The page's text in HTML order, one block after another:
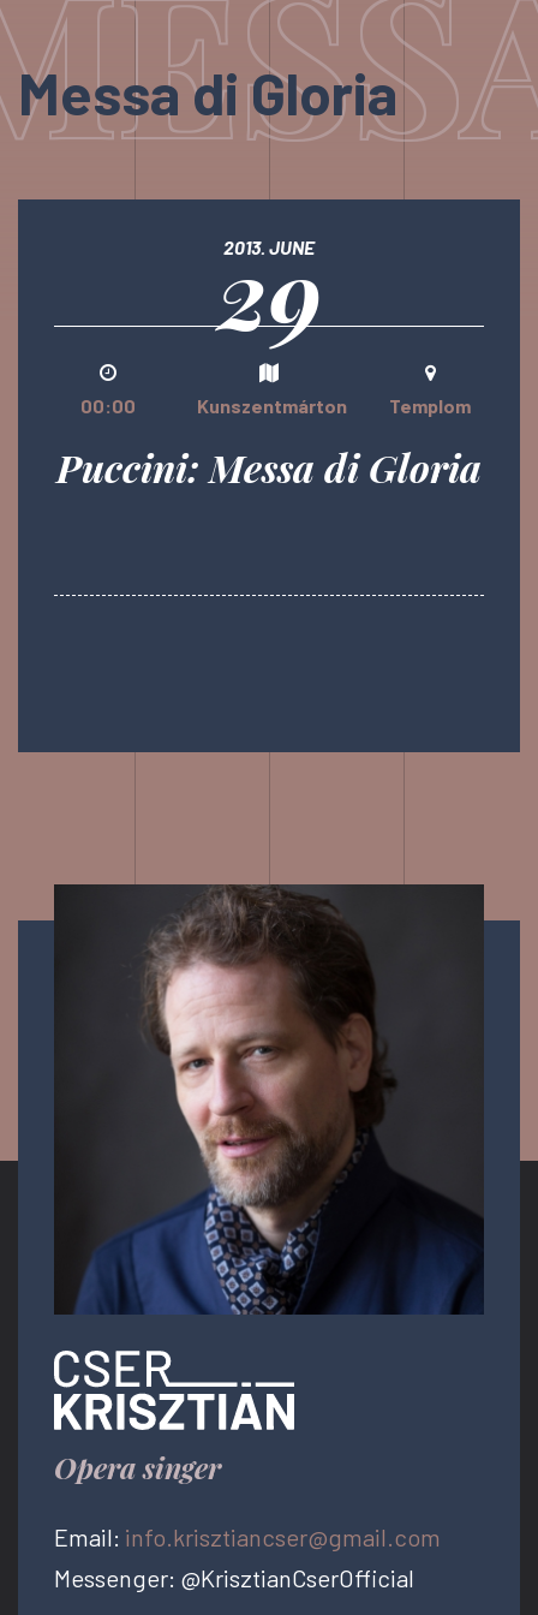
Messa di Gloria
2013. JUNE
29
00:00 Kunszentmárton Templom
Puccini: Messa di Gloria
Opera singer
Email: info.krisztiancser@gmail.com
Messenger: @KrisztianCserOfficial